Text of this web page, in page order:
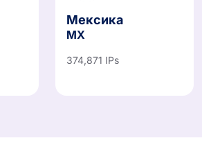
Мексика
MX
374,871 IPs